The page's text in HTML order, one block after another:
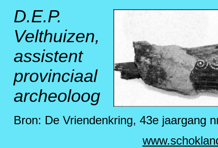
D.E.P.
Velthuizen,
assistent
provinciaal
archeoloog
Bron: De Vriendenkring, 43e jaargang